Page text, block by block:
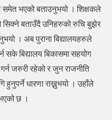
समेत भएको बताउनुभयो । शिक्षकले
सिक्ने बताउँदै उनिहरुको रुचि बुझेर
। अब पुराना बिद्यालयहरुले
सके बिद्यालय बिकासमा सहयोग
जरुरी रहेको र जुन राजनीति
हुनुपर्ने धारणा राख्नुभयो । उहाँले
छ ।